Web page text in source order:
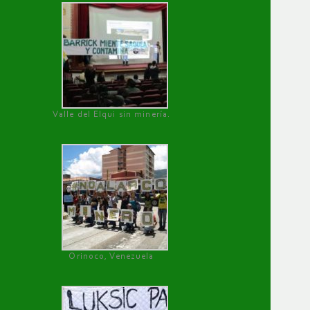
Valle del Elqui sin minería.
Orinoco, Venezuela